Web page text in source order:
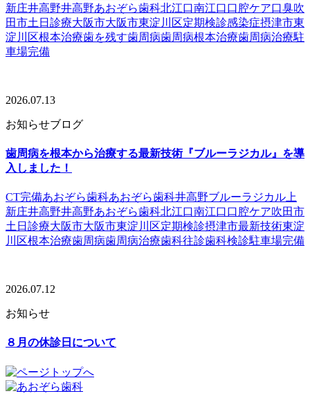
新庄井高野井高野あおぞら歯科北江口南江口口腔ケア口臭吹
田市土日診療大阪市大阪市東淀川区定期検診感染症摂津市東
淀川区根本治療歯を残す歯周病歯周病根本治療歯周病治療駐
車場完備
2026.07.13
お知らせブログ
歯周病を根本から治療する最新技術『ブルーラジカル』を導
入しました！
CT完備あおぞら歯科あおぞら歯科井高野ブルーラジカル 上
新庄井高野井高野あおぞら歯科北江口南江口口腔ケア吹田市
土日診療大阪市大阪市東淀川区定期検診摂津市最新技術東淀
川区根本治療歯周病歯周病治療歯科往診歯科検診駐車場完備
2026.07.12
お知らせ
８月の休診日について